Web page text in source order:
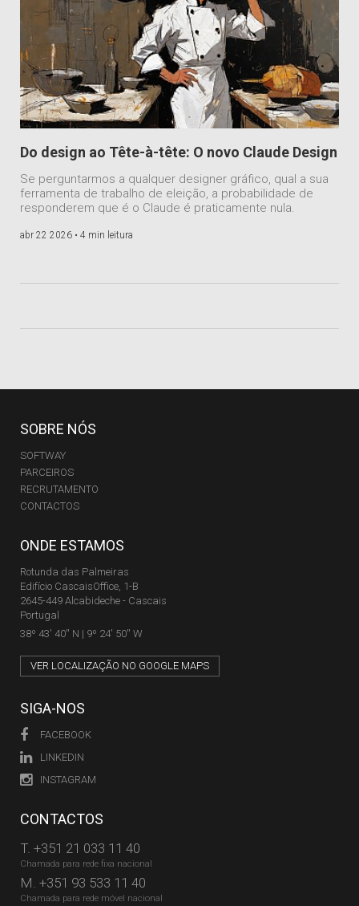
Do design ao Tête-à-tête: O novo Claude Design
Se perguntarmos a qualquer designer gráfico, qual a sua
ferramenta de trabalho de eleição, a probabilidade de
responderem que é o Claude é praticamente nula.
abr 22 2026 • 4 min leitura
SOBRE NÓS
SOFTWAY
PARCEIROS
RECRUTAMENTO
CONTACTOS
ONDE ESTAMOS
Rotunda das Palmeiras
Edifício CascaisOffice, 1-B
2645-449 Alcabideche - Cascais
Portugal
38º 43' 40'' N | 9º 24' 50'' W
VER LOCALIZAÇÃO NO GOOGLE MAPS
SIGA-NOS
FACEBOOK
LINKEDIN
INSTAGRAM
CONTACTOS
T. +351 21 033 11 40
Chamada para rede fixa nacional
M. +351 93 533 11 40
Chamada para rede móvel nacional